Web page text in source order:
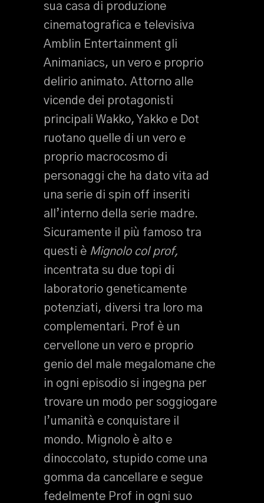
sua casa di produzione
cinematografica e televisiva
Amblin Entertainment gli
Animaniacs, un vero e proprio
delirio animato. Attorno alle
vicende dei protagonisti
principali Wakko, Yakko e Dot
ruotano quelle di un vero e
proprio macrocosmo di
personaggi che ha dato vita ad
una serie di spin off inseriti
all’interno della serie madre.
Sicuramente il più famoso tra
questi è Mignolo col prof,
incentrata su due topi di
laboratorio geneticamente
potenziati, diversi tra loro ma
complementari. Prof è un
cervellone un vero e proprio
genio del male megalomane che
in ogni episodio si ingegna per
trovare un modo per soggiogare
l’umanità e conquistare il
mondo. Mignolo è alto e
dinoccolato, stupido come una
gomma da cancellare e segue
fedelmente Prof in ogni suo